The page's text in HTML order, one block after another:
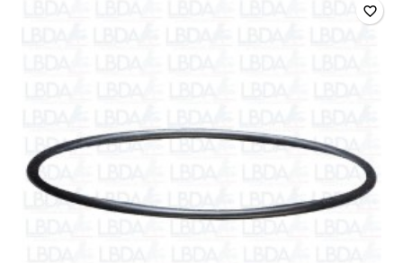
favorite_border